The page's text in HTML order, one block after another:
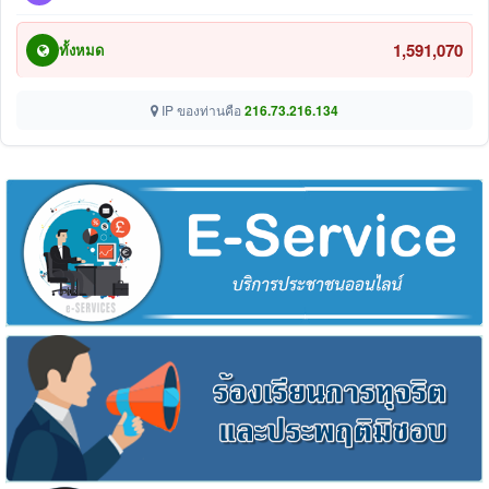
ทั้งหมด 1,591,070
IP ของท่านคือ 216.73.216.134